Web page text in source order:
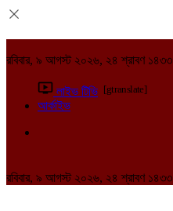
রবিবার, ৯ আগস্ট ২০২৬, ২৪ শ্রাবণ ১৪৩৩
লাইভ টিভি [gtranslate]
আর্কাইভ
রবিবার, ৯ আগস্ট ২০২৬, ২৪ শ্রাবণ ১৪৩৩